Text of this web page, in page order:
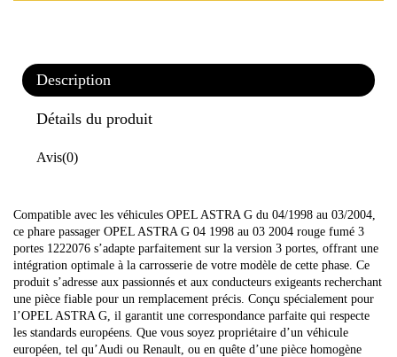
Description
Détails du produit
Avis(0)
Compatible avec les véhicules OPEL ASTRA G du 04/1998 au 03/2004,
ce phare passager OPEL ASTRA G 04 1998 au 03 2004 rouge fumé 3
portes 1222076 s’adapte parfaitement sur la version 3 portes, offrant une
intégration optimale à la carrosserie de votre modèle de cette phase. Ce
produit s’adresse aux passionnés et aux conducteurs exigeants recherchant
une pièce fiable pour un remplacement précis. Conçu spécialement pour
l’OPEL ASTRA G, il garantit une correspondance parfaite qui respecte
les standards européens. Que vous soyez propriétaire d’un véhicule
européen, tel qu’Audi ou Renault, ou en quête d’une pièce homogène